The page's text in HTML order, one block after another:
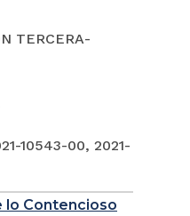
TERCERA-
10543-00, 2021-
lo Contencioso